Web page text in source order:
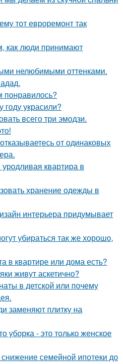
тот евроремонт так
как люди принимают
нелюбимыми оттенками.
понравилось?
украсили?
всего три эмодзи.
от одинаковых
квартира в
хранение одежды в
интерьера придумывает
убираться так же хорошо,
в квартире или дома есть?
живут аскетично?
в детской или почему
заменяют плитку на
уборка - это только женское
семейной ипотеки до